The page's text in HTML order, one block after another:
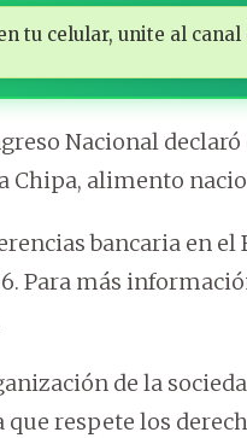
tu celular, unite al canal
Nacional
Chipa, alimento
bancaria en
6. Para más
de la
respete los